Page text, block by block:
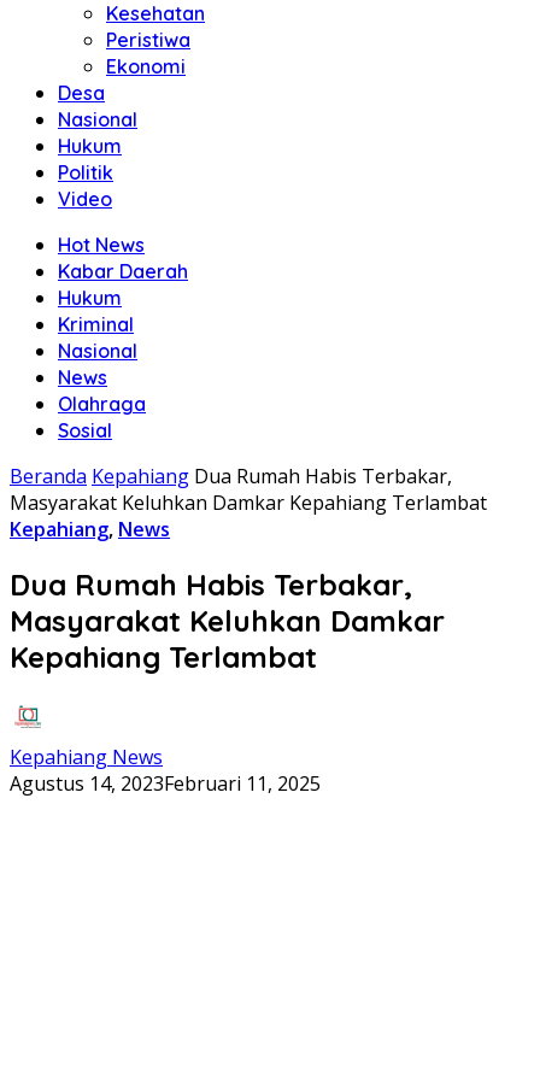
Kesehatan
Peristiwa
Ekonomi
Desa
Nasional
Hukum
Politik
Video
Hot News
Kabar Daerah
Hukum
Kriminal
Nasional
News
Olahraga
Sosial
Beranda Kepahiang Dua Rumah Habis Terbakar,
Masyarakat Keluhkan Damkar Kepahiang Terlambat
Kepahiang, News
Dua Rumah Habis Terbakar,
Masyarakat Keluhkan Damkar
Kepahiang Terlambat
Kepahiang News
Agustus 14, 2023Februari 11, 2025